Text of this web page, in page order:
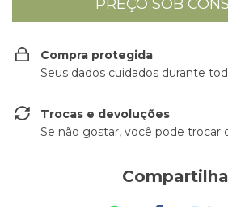
Compra protegida
Seus dados cuidados durante
Trocas e devoluções
Se não gostar, você pode trocar